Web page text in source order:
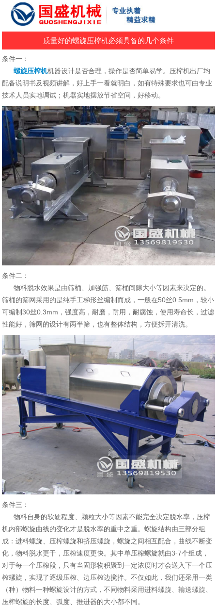
质量好的螺旋压榨机必须具备的几个条件
条件一：
螺旋压榨机机器设计是否合理，操作是否简单易学。压榨机出厂均
配备说明书及视频讲解，好上手一看就明白，如有特殊要求也可由专业
技术人员实地调试；机器实地摆放节省空间，好移动。
条件二：
物料脱水效果是由筛桶、加强筋、筛桶间隙大小等因素来决定的。
筛桶的筛网采用的是纯手工梯形丝编制而成，一般在50丝0.5mm，较小
可编制30丝0.3mm，强度高，耐磨，耐用，耐腐蚀，使用寿命长，过滤
性能好，筛网的设计有两半筛，也有整体结构，方便拆开清洗。
条件三：
物料自身的软硬程度、颗粒大小等因素不能完全决定脱水率，压榨
机内部螺旋曲线的变化才是脱水率的重中之重。螺旋结构由三部分组
成：进料螺旋、压榨螺旋和挤压螺旋，螺旋之间相互配合，曲线不断变
化，物料脱水更干，压榨速度更快。其中单压榨螺旋就由3-7个组成，
对于每一个压榨段，只有当固形物积聚到一定浓度时才会送入下一个压
榨螺旋，实现了逐级压榨、边压榨边搅拌。不仅如此，我们还采用一类
（种）物料一种螺旋设计的方式，不同物料采用进料螺旋、输送螺旋、
压榨螺旋的长度、弧度、推进器的大小都不同。